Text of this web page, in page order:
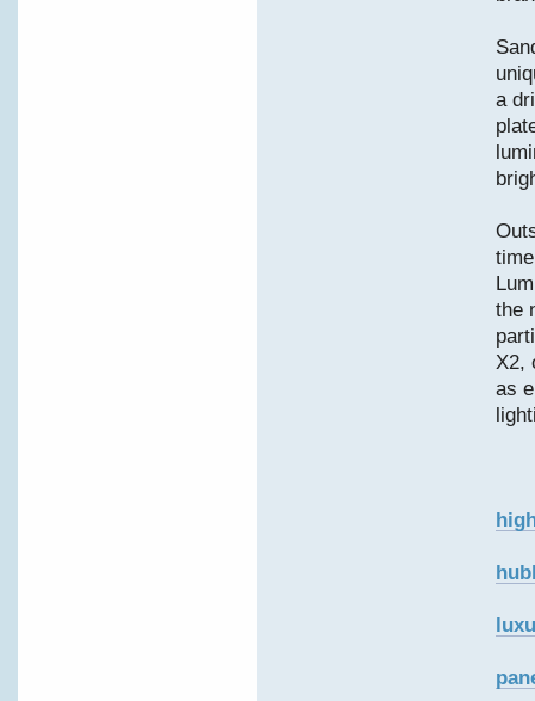
a
the
X2,
as